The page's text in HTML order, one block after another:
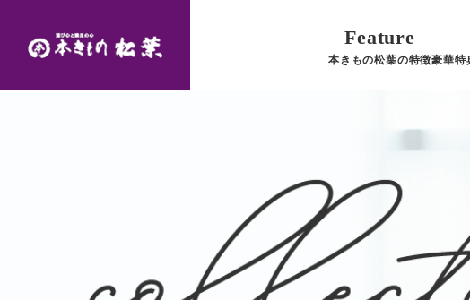
Feature
本きもの松葉の特徴豪華特